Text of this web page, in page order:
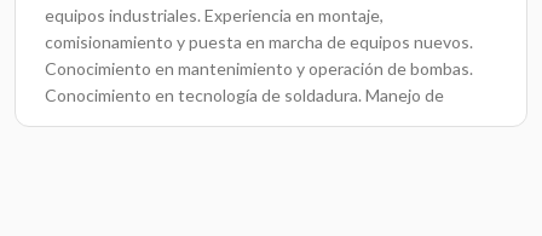
equipos industriales. Experiencia en montaje,
comisionamiento y puesta en marcha de equipos nuevos.
Conocimiento en mantenimiento y operación de bombas.
Conocimiento en tecnología de soldadura. Manejo de
presupuesto. Manejo y supervisión de personal.